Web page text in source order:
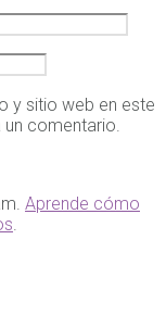
y sitio web en este
comentario.
Aprende cómo